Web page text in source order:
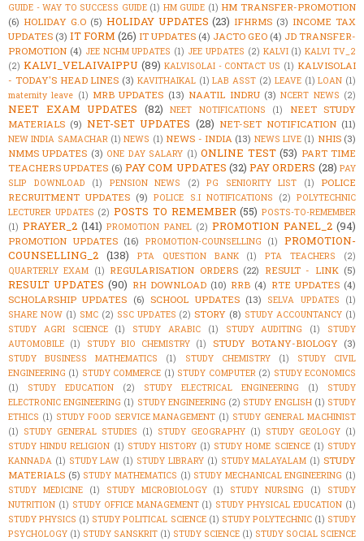
GUIDE - WAY TO SUCCESS GUIDE (1) HM GUIDE (1) HM TRANSFER-PROMOTION
(6) HOLIDAY G.O (5) HOLIDAY UPDATES (23) IFHRMS (3) INCOME TAX
UPDATES (3) IT FORM (26) IT UPDATES (4) JACTO GEO (4) JD TRANSFER-
PROMOTION (4) JEE NCHM UPDATES (1) JEE UPDATES (2) KALVI (1) KALVI TV_2
(2) KALVI_VELAIVAIPPU (89) KALVISOLAI - CONTACT US (1) KALVISOLAI
- TODAY'S HEAD LINES (3) KAVITHAIKAL (1) LAB ASST (2) LEAVE (1) LOAN (1)
maternity leave (1) MRB UPDATES (13) NAATIL INDRU (3) NCERT NEWS (2)
NEET EXAM UPDATES (82) NEET NOTIFICATIONS (1)
NEET STUDY
MATERIALS (9) NET-SET UPDATES (28) NET-SET NOTIFICATION (11)
NEW INDIA SAMACHAR (1) NEWS (1) NEWS - INDIA (13) NEWS LIVE (1) NHIS (3)
NMMS UPDATES (3) ONE DAY SALARY (1) ONLINE TEST (53) PART TIME
TEACHERS UPDATES (6) PAY COM UPDATES (32) PAY ORDERS (28) PAY
SLIP DOWNLOAD
(1) PENSION NEWS (2) PG SENIORITY LIST (1)
POLICE
RECRUITMENT UPDATES (9) POLICE S.I NOTIFICATIONS (2) POLYTECHNIC
LECTURER UPDATES (2) POSTS TO REMEMBER (55) POSTS-TO-REMEMBER
(1) PRAYER_2 (141) PROMOTION PANEL (2) PROMOTION PANEL_2 (94)
PROMOTION UPDATES (16) PROMOTION-COUNSELLING (1)
PROMOTION-
COUNSELLING_2 (138) PTA QUESTION BANK (1) PTA TEACHERS
(2)
QUARTERLY EXAM (1) REGULARISATION ORDERS (22) RESULT - LINK (5)
RESULT UPDATES (90) RH DOWNLOAD (10) RRB (4) RTE UPDATES (4)
SCHOLARSHIP UPDATES (6) SCHOOL UPDATES (13) SELVA UPDATES
(1)
SHARE NOW (1) SMC (2) SSC UPDATES (2) STORY (8) STUDY ACCOUNTANCY (1)
STUDY AGRI SCIENCE
(1) STUDY ARABIC (1) STUDY AUDITING (1)
STUDY
AUTOMOBILE (1) STUDY BIO CHEMISTRY (1) STUDY BOTANY-BIOLOGY (3)
STUDY BUSINESS MATHEMATICS (1) STUDY CHEMISTRY (1)
STUDY CIVIL
ENGINEERING (1) STUDY COMMERCE (1) STUDY COMPUTER (2) STUDY ECONOMICS
(1)
STUDY EDUCATION (2) STUDY ELECTRICAL ENGINEERING (1)
STUDY
ELECTRONIC ENGINEERING (1) STUDY ENGINEERING (2) STUDY ENGLISH (1) STUDY
ETHICS (1) STUDY FOOD SERVICE MANAGEMENT (1) STUDY GENERAL MACHINIST
(1) STUDY GENERAL STUDIES (1) STUDY GEOGRAPHY (1) STUDY GEOLOGY (1)
STUDY HINDU RELIGION (1) STUDY HISTORY (1) STUDY HOME SCIENCE (1) STUDY
KANNADA (1) STUDY LAW (1) STUDY LIBRARY (1) STUDY MALAYALAM (1) STUDY
MATERIALS (5) STUDY MATHEMATICS (1) STUDY MECHANICAL ENGINEERING (1)
STUDY MEDICINE
(1) STUDY MICROBIOLOGY (1) STUDY NURSING (1)
STUDY
NUTRITION (1) STUDY OFFICE MANAGEMENT (1) STUDY PHYSICAL EDUCATION (1)
STUDY PHYSICS (1) STUDY POLITICAL SCIENCE (1) STUDY POLYTECHNIC (1) STUDY
PSYCHOLOGY (1) STUDY SANSKRIT (1) STUDY SCIENCE (1) STUDY SOCIAL SCIENCE